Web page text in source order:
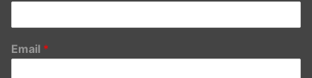
Email *